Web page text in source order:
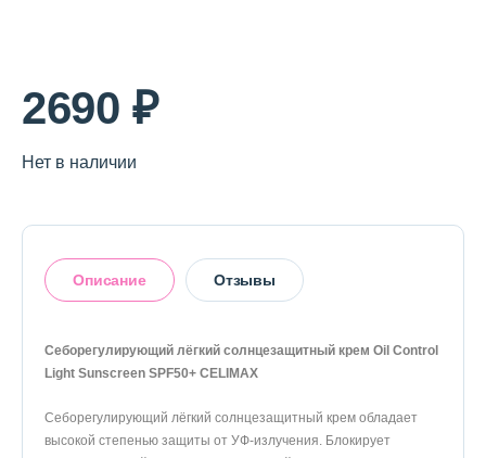
2690 ₽
Нет в наличии
Описание Отзывы
Себорегулирующий лёгкий солнцезащитный крем Oil Control
Light Sunscreen SPF50+ CELIMAX
Себорегулирующий лёгкий солнцезащитный крем обладает
высокой степенью защиты от УФ-излучения. Блокирует